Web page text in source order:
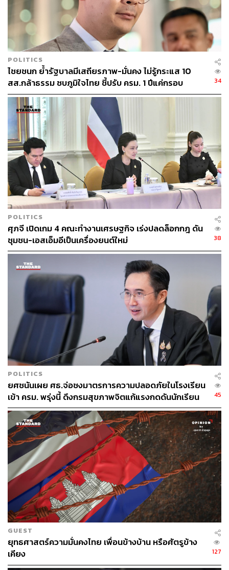
ปรับปรุงกฎระเบียบครั้งนี้มีเป้าหมายเชิงกลยุทธ์สำคัญ 5
ประการ ได้แก่
ลดภาระขั้นตอนการขออนุญาตที่ไม่จำเป็น
เพิ่มการแข่งขันที่เป็นธรรมและโปร่งใส
ดึงดูดเทคโนโลยีและผู้เชี่ยวชาญระดับสูงเข้าสู่
ประเทศไทย
สนับสนุนให้ไทยก้าวสู่การเป็นฐานบริการและศูนย์กลาง
ธุรกิจระดับภูมิภาค
สร้างประโยชน์ต่อระบบเศรษฐกิจ การลงทุน และการ
จ้างงานในภาพรวม
“รัฐบาลยืนยันว่า ทุกมาตรการด้านเศรษฐกิจจะต้องเดินควบคู่
กับการคุ้มครองผลประโยชน์ของประเทศ ผู้ประกอบการไทย
และความมั่นคงทางเศรษฐกิจ โดยการปรับปรุงกฎระเบียบ
ครั้งนี้เป็นการเพิ่มประสิทธิภาพการกำกับดูแล ไม่ใช่การ
ปล่อยเสรีโดยไร้การควบคุมตามที่มีความเข้าใจคลาด
เคลื่อน” รัชดากล่าว
TAGS: ประเทศไทย กระทรวงพาณิชย์
คณะรัฐมนตรี
รัชดา ธนาดิเรก
สำนักงานคณะกรรมการกำกับหลักทรัพย์และ
ตลาดหลักทรัพย์ (ก.ล.ต.)
167
ABOUT THE AUTHOR
THE STANDARD TEAM
กองบรรณาธิการ THE STANDARD
POLITICS
ไชยชนก ย้ำรัฐบาลมีเสถียรภาพ-มั่นคง ไม่รู้กระแส 10
สส.กล้าธรรม ซบภูมิใจไทย ชี้ปรับ ครม. 1 ปีแค่กรอบ
ประเมิน โยนนายกฯ ตัดสินใจ
34
POLITICS
ศุภจี เปิดเกม 4 คณะทำงานเศรษฐกิจ เร่งปลดล็อกกฎ ดัน
ชุมชน-เอสเอ็มอีเป็นเครื่องยนต์ใหม่
38
POLITICS
ยศชนันเผย ศธ.จ่อชงมาตรการความปลอดภัยในโรงเรียน
เข้า ครม. พรุ่งนี้ ดึงกรมสุขภาพจิตแก้แรงกดดันนักเรียน
โดนบูลลี่
45
GUEST
ยุทธศาสตร์ความมั่นคงไทย เพื่อนข้างบ้าน หรือศัตรูข้าง
เคียง
127